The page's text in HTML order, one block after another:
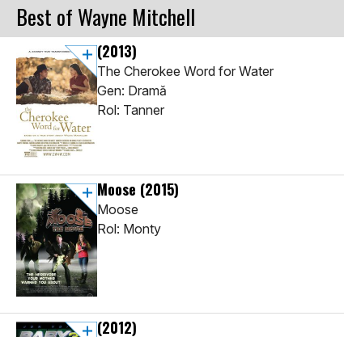
Best of Wayne Mitchell
(2013)
The Cherokee Word for Water
Gen: Dramă
Rol: Tanner
Moose (2015)
Moose
Rol: Monty
(2012)